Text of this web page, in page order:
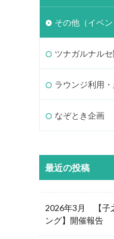
その他（イベン
ツナガルナル
ラウンジ利用
なぞとき企画
最近の投稿
2026年3月 【子
ング】開催報告